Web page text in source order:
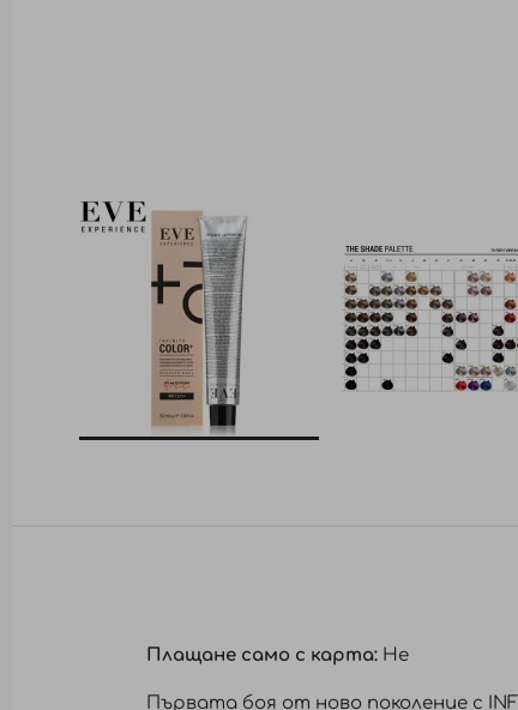
Плащане само с карта: Не
Първата боя от ново поколение с